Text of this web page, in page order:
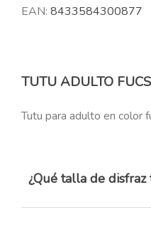
EAN: 8433584300877
TUTU ADULTO
Tutu para adulto en color
¿Qué talla de disfraz